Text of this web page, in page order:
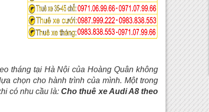
tháng tại Hà Nội của Hoàng Quân không
chọn cho hành trình của mình. Một trong
có nhu cầu là:Cho thuê xe Audi A8 theo